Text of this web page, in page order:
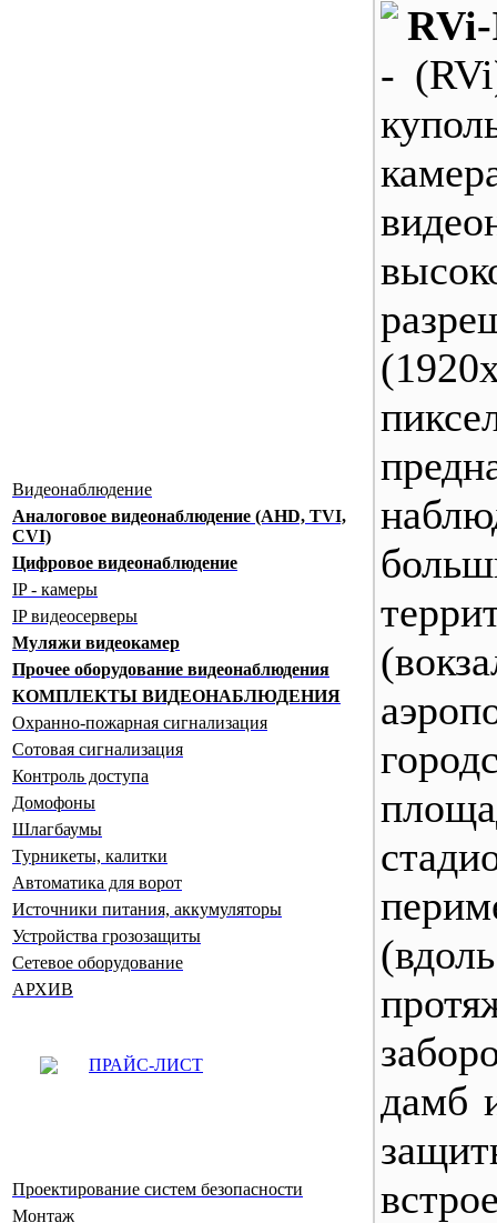
Видеонаблюдение
Аналоговое видеонаблюдение (AHD, TVI,
CVI)
Цифровое видеонаблюдение
IP - камеры
IP видеосерверы
Муляжи видеокамер
Прочее оборудование видеонаблюдения
КОМПЛЕКТЫ ВИДЕОНАБЛЮДЕНИЯ
Охранно-пожарная сигнализация
Сотовая сигнализация
Контроль доступа
Домофоны
Шлагбаумы
Турникеты, калитки
Автоматика для ворот
Источники питания, аккумуляторы
Устройства грозозащиты
Сетевое оборудование
АРХИВ
ПРАЙС-ЛИСТ
Проектирование систем безопасности
Монтаж
-
(вдоль
дамб